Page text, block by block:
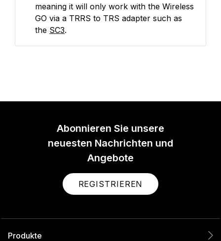
meaning it will only work with the Wireless
GO via a TRRS to TRS adapter such as
the SC3.
Abonnieren Sie unsere
neuesten Nachrichten und
Angebote
REGISTRIEREN
Produkte